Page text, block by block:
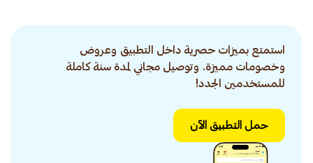
استمتع بميزات حصرية داخل التطبيق وعروض
وخصومات مميزة. وتوصيل مجاني لمدة سنة كاملة
للمستخدمين الجدد!
حمل التطبيق الآن